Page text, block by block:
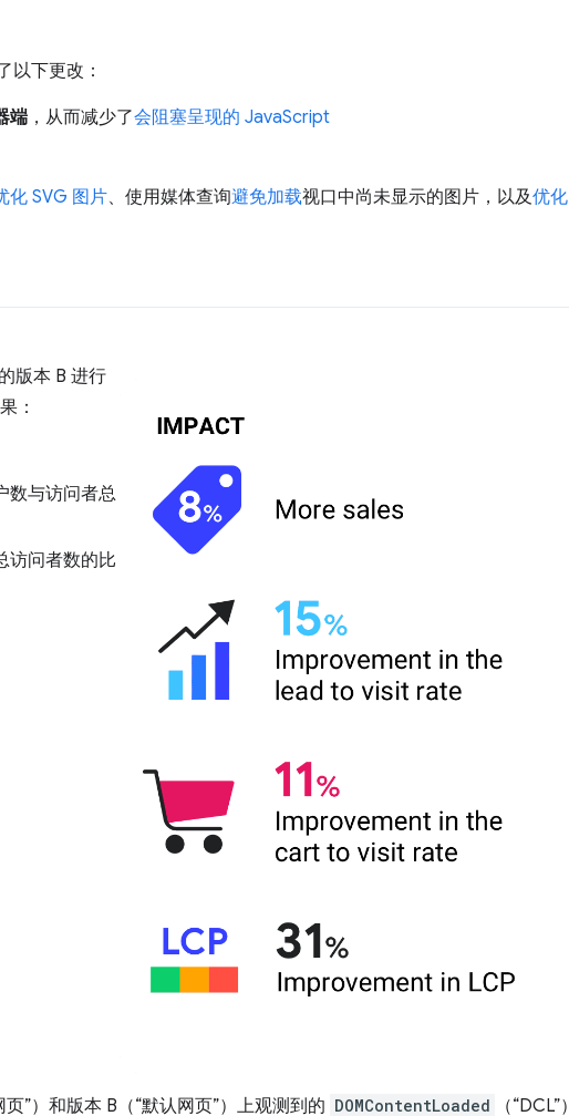
以下更改：
端 ，从而减少了会阻塞呈现的 JavaScript
化 SVG 图片、使用媒体查询避免加载视口中尚未显示的图片，以及优化
版本 B 进行
：
数与访问者总
访问者数的比
”）和版本 B（“默认网页”）上观测到的 DOMContentLoaded （“DCL”）